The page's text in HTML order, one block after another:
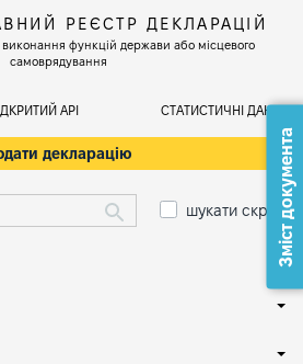
РЕЄСТР ДЕКЛАРАЦІЙ
функцій держави або місцевого
самоврядування
АРІ СТАТИСТИЧНІ ДАНІ
декларацію
шукати скрізьЗміст документа